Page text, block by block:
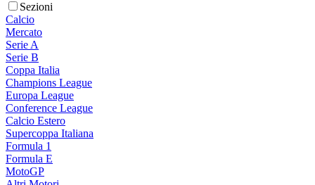
Sezioni
Calcio
Mercato
Serie A
Serie B
Coppa Italia
Champions League
Europa League
Conference League
Calcio Estero
Supercoppa Italiana
Formula 1
Formula E
MotoGP